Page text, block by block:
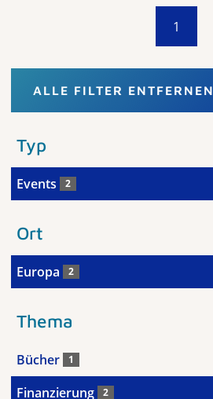
1
ALLE FILTER ENTFERNEN
Typ
Events 2
Ort
Europa 2
Thema
Bücher 1
Finanzierung 2